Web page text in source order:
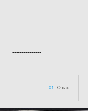
---------------
01. О нас